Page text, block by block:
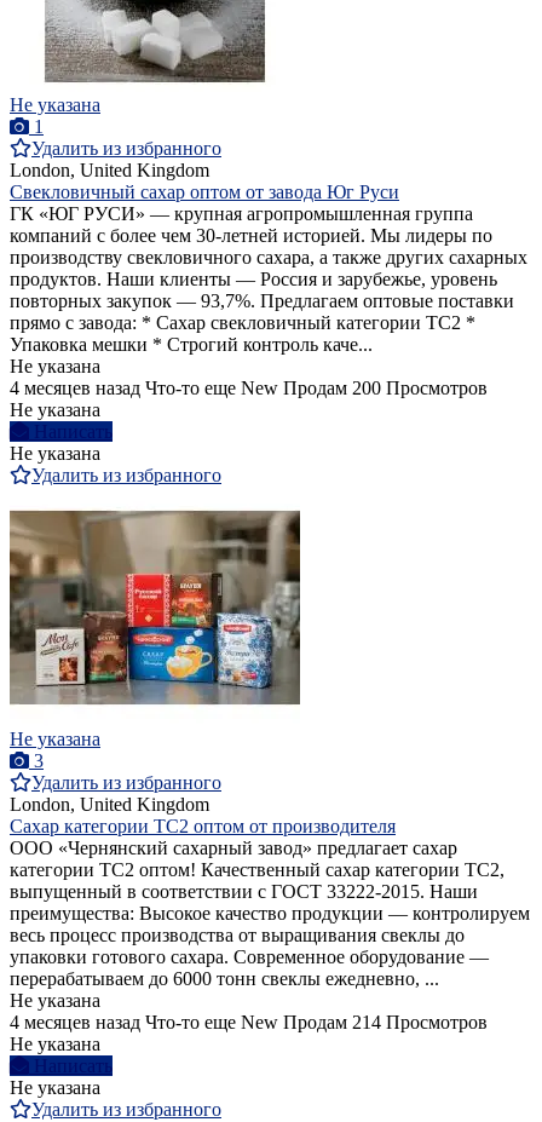
Не указана
1
Удалить из избранного
London, United Kingdom
Свекловичный сахар оптом от завода Юг Руси
ГК «ЮГ РУСИ» — крупная агропромышленная группа
компаний с более чем 30-летней историей. Мы лидеры по
производству свекловичного сахара, а также других сахарных
продуктов. Наши клиенты — Россия и зарубежье, уровень
повторных закупок — 93,7%. Предлагаем оптовые поставки
прямо с завода: * Сахар свекловичный категории ТС2 *
Упаковка мешки * Строгий контроль каче...
Не указана
4 месяцев назад Что-то еще New Продам 200 Просмотров
Не указана
Написать
Не указана
Удалить из избранного
Не указана
3
Удалить из избранного
London, United Kingdom
Сахар категории ТС2 оптом от производителя
ООО «Чернянский сахарный завод» предлагает сахар
категории ТС2 оптом! Качественный сахар категории ТС2,
выпущенный в соответствии с ГОСТ 33222-2015. Наши
преимущества: Высокое качество продукции — контролируем
весь процесс производства от выращивания свеклы до
упаковки готового сахара. Современное оборудование —
перерабатываем до 6000 тонн свеклы ежедневно, ...
Не указана
4 месяцев назад Что-то еще New Продам 214 Просмотров
Не указана
Написать
Не указана
Удалить из избранного